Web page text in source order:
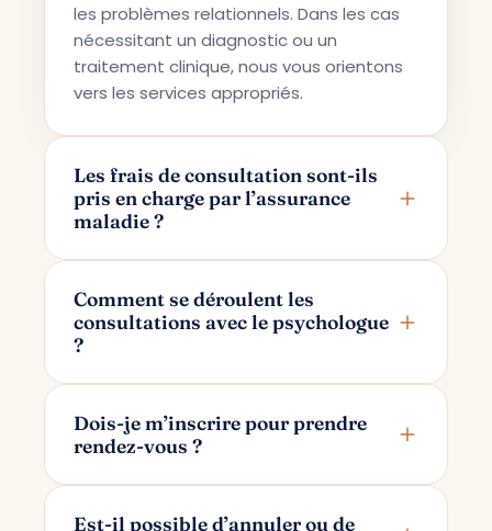
les problèmes relationnels. Dans les cas
nécessitant un diagnostic ou un
traitement clinique, nous vous orientons
vers les services appropriés.
Les frais de consultation sont-ils
pris en charge par l’assurance
maladie ?
conseil privé ; pour cette raison, les frais
ne sont pas pris en charge par les
assurances maladie.
Comment se déroulent les
consultations avec le psychologue
?
via Google Meet. Après avoir pris votre
rendez-vous, un lien de consultation
Dois-je m’inscrire pour prendre
rendez-vous ?
d’indiquer votre nom et votre adresse e-
Est-il possible d’annuler ou de